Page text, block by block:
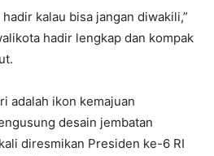
kalau bisa jangan diwakili,”
hadir lengkap dan kompak
adalah ikon kemajuan
desain jembatan
diresmikan Presiden ke-6 RI